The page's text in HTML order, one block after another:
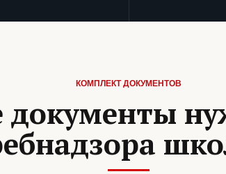
КОМПЛЕКТ ДОКУМЕНТОВ
документы